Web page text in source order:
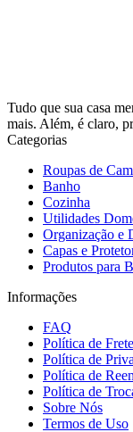
Tudo que sua casa
mais. Além, é claro,
Categorias
Roupas de
Banho
Cozinha
Utilidades
Organização e
Capas e
Produtos para
Informações
FAQ
Política de
Política de
Política de
Política de
Sobre Nós
Termos de Uso